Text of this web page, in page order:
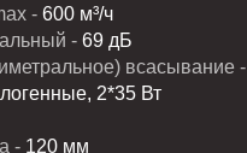
- 600 м³/ч
- 69 дБ
всасывание -
2*35 Вт
- 120 мм